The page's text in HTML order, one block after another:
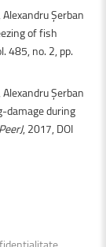
Şerban
of fish
485, no. 2, pp.
Şerban
damage during
PeerJ, 2017, DOI